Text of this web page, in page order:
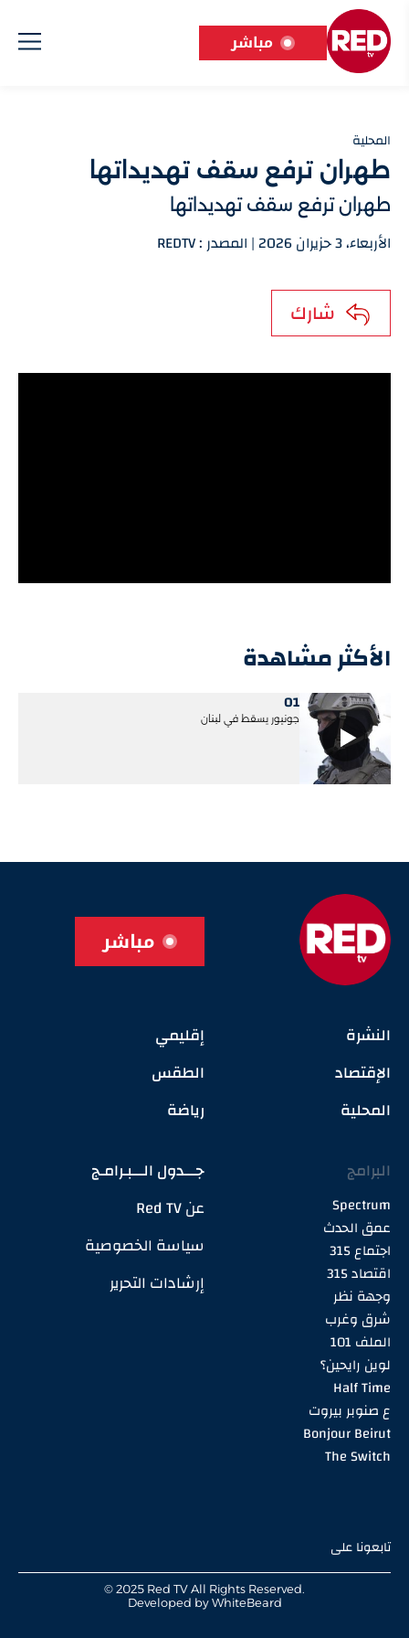
مباشر
المحلية
طهران ترفع سقف تهديداتها
طهران ترفع سقف تهديداتها
الأربعاء، 3 حزيران 2026 | المصدر : REDTV
شارك
الأكثر مشاهدة
01
جونيور يسقط في لبنان
مباشر
النشرة
الإقتصاد
المحلية
إقليمي
الطقس
رياضة
البرامج
Spectrum
عمق الحدث
اجتماع 315
اقتصاد 315
وجهة نظر
شرق وغرب
الملف 101
لوين رايحين؟
Half Time
ع صنوبر بيروت
Bonjour Beirut
The Switch
جـــدول الـــبـرامـج
عن Red TV
سياسة الخصوصية
إرشادات التحرير
تابعونا على
© 2025 Red TV All Rights Reserved.
Developed byWhiteBeard